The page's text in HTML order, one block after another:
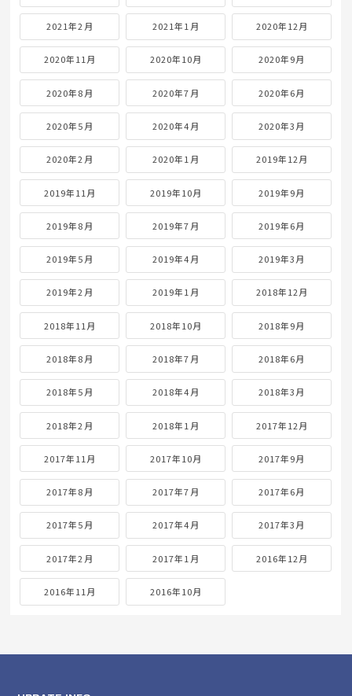
2021年2月 2021年1月 2020年12月
2020年11月 2020年10月 2020年9月
2020年8月 2020年7月 2020年6月
2020年5月 2020年4月 2020年3月
2020年2月 2020年1月 2019年12月
2019年11月 2019年10月 2019年9月
2019年8月 2019年7月 2019年6月
2019年5月 2019年4月 2019年3月
2019年2月 2019年1月 2018年12月
2018年11月 2018年10月 2018年9月
2018年8月 2018年7月 2018年6月
2018年5月 2018年4月 2018年3月
2018年2月 2018年1月 2017年12月
2017年11月 2017年10月 2017年9月
2017年8月 2017年7月 2017年6月
2017年5月 2017年4月 2017年3月
2017年2月 2017年1月 2016年12月
2016年11月 2016年10月